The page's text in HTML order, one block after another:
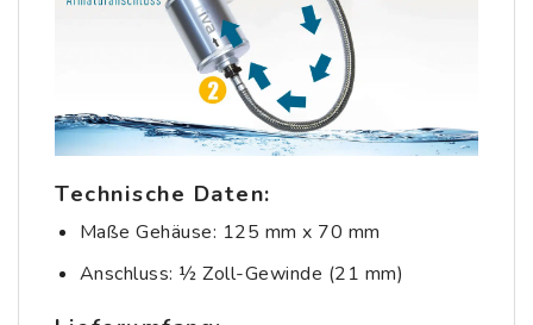
Technische Daten:
Maße Gehäuse: 125 mm x 70 mm
Anschluss: ½ Zoll-Gewinde (21 mm)